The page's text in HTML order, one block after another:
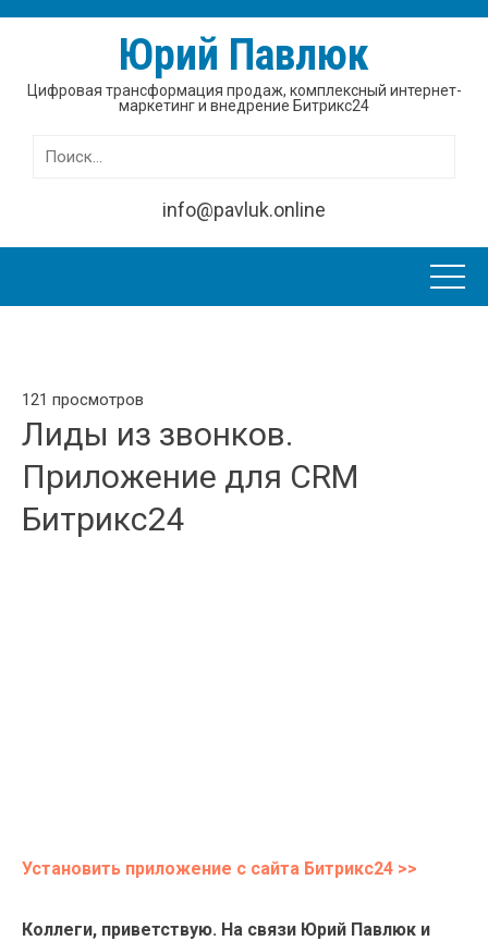
Юрий Павлюк
Цифровая трансформация продаж, комплексный интернет-
маркетинг и внедрение Битрикс24
Найти:
info@pavluk.online
121 просмотров
Лиды из звонков.
Приложение для CRM
Битрикс24
Установить приложение с сайта Битрикс24 >>
Коллеги, приветствую. На связи Юрий Павлюк и